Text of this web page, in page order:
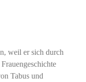
weil er sich durch
Tabus und